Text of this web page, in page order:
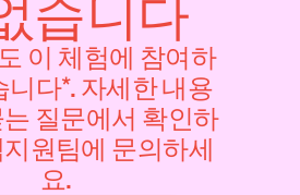
습니다
이 체험에 참여하
니다*. 자세한 내용
질문에서 확인하
원팀에 문의하세
요.